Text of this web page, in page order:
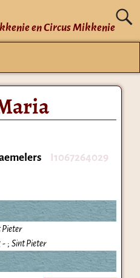
en Circus Mikkenie
I1067264029
Pieter
- ; Sint Pieter